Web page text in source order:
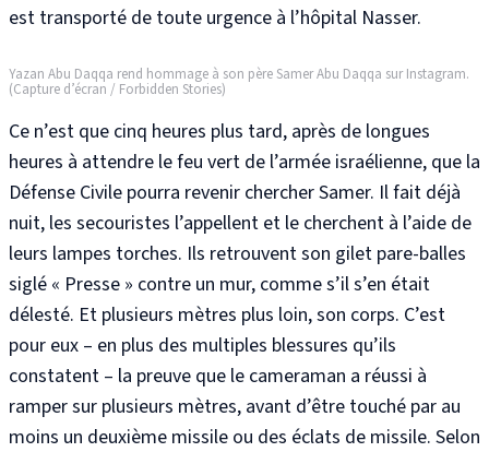
est transporté de toute urgence à l’hôpital Nasser.
Yazan Abu Daqqa rend hommage à son père Samer Abu Daqqa sur Instagram.
(Capture d’écran / Forbidden Stories)
Ce n’est que cinq heures plus tard, après de longues
heures à attendre le feu vert de l’armée israélienne, que la
Défense Civile pourra revenir chercher Samer. Il fait déjà
nuit, les secouristes l’appellent et le cherchent à l’aide de
leurs lampes torches. Ils retrouvent son gilet pare-balles
siglé « Presse » contre un mur, comme s’il s’en était
délesté. Et plusieurs mètres plus loin, son corps. C’est
pour eux – en plus des multiples blessures qu’ils
constatent – la preuve que le cameraman a réussi à
ramper sur plusieurs mètres, avant d’être touché par au
moins un deuxième missile ou des éclats de missile. Selon